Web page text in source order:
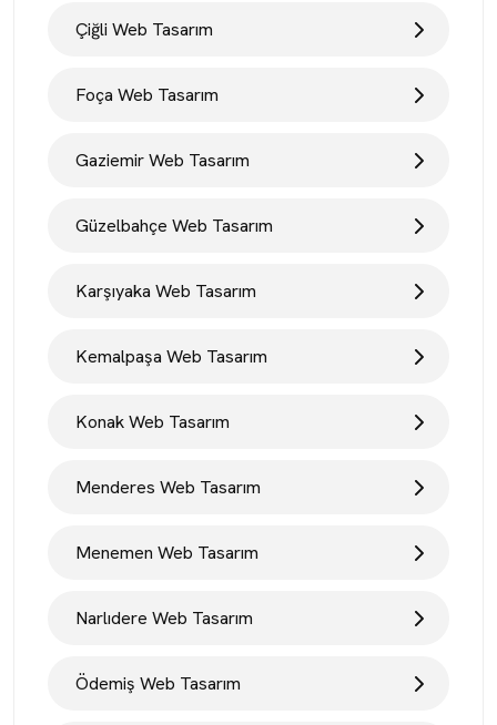
Çiğli Web Tasarım
Foça Web Tasarım
Gaziemir Web Tasarım
Güzelbahçe Web Tasarım
Karşıyaka Web Tasarım
Kemalpaşa Web Tasarım
Konak Web Tasarım
Menderes Web Tasarım
Menemen Web Tasarım
Narlıdere Web Tasarım
Ödemiş Web Tasarım